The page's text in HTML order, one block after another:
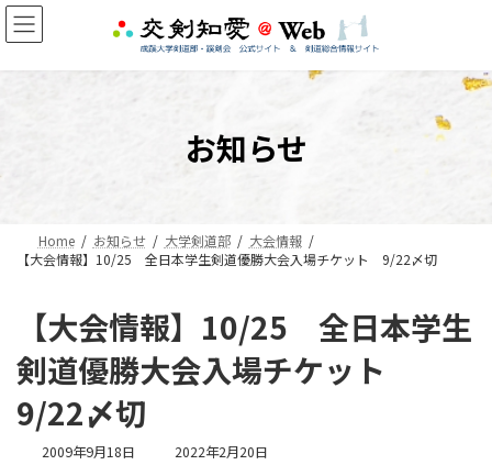
コ
ン
ン
ナ
ビ
ー
お知らせ
Home お知らせ 大学剣道部
大会情報
【大会情報】10/25 全日本学生剣道優勝大会入場チケット 9/22〆切
【大会情報】10/25 全日本学生
剣道優勝大会入場チケット
9/22〆切
2009年9月18日
最
2022年2月20日